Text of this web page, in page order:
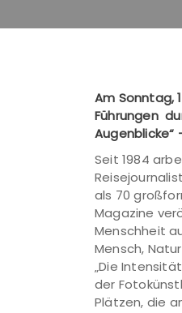
Am Sonntag,
Führungen
Augenblicke“
Seit 1984
als 70
Magazine
Menschheit
Mensch,
„Die
der
Plätzen, die